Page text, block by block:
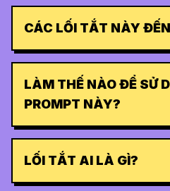
CÁC LỐI TẮT NÀY
LÀM THẾ NÀO ĐỂ SỬ
PROMPT NÀY?
LỐI TẮT AI LÀ GÌ?